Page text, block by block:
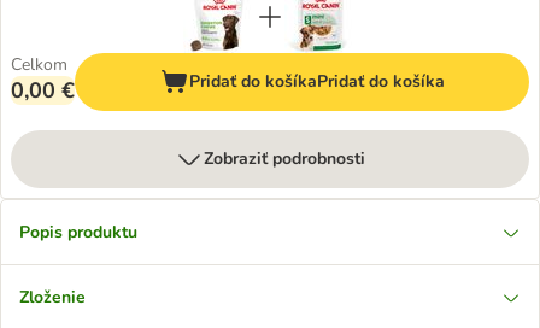
Celkom
0,00 € Pridať do košíkaPridať do košíka
Zobraziť podrobnosti
Popis produktu
Zloženie